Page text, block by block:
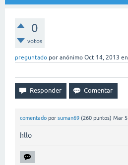
0
votos
preguntado por anónimo Oct 14, 2013 en
comentado por suman69 (260 puntos) Mar 5
hllo